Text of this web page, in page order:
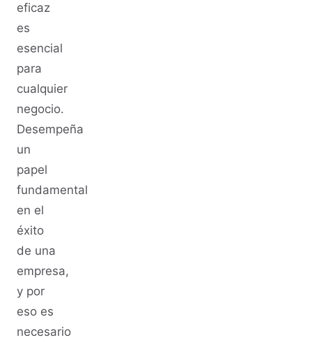
eficaz
es
esencial
para
cualquier
negocio.
Desempeña
un
papel
fundamental
en el
éxito
de una
empresa,
y por
eso es
necesario